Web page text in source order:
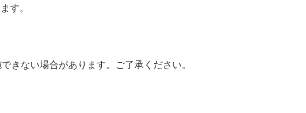
す。
きない場合があります。ご了承ください。